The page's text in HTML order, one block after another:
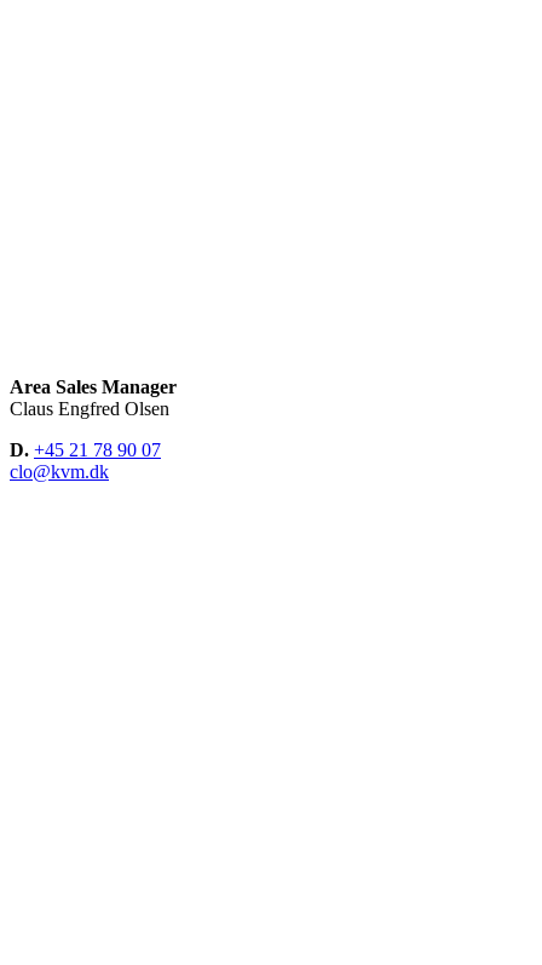
Area Sales Manager
Claus Engfred Olsen
D. +45 21 78 90 07
clo@kvm.dk